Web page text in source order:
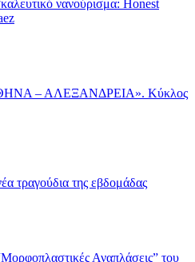
νανούρισμα: Honest
– ΑΛΕΞΑΝΔΡΕΙΑ». Κύκλος
τραγούδια της εβδομάδας
Αναπλάσεις” του